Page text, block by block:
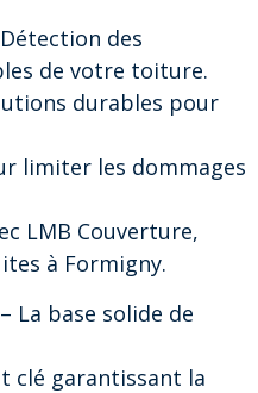
des
de votre toiture.
durables pour
limiter les dommages
LMB Couverture,
à Formigny.
La base solide de
clé garantissant la